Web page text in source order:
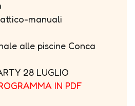
manuali
alle piscine Conca
28 LUGLIO
IN PDF